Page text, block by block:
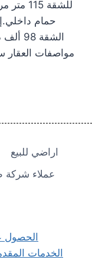
للشقة
حمام
اراضي للبيع
عملاء شركة
الحصول
الخدمات